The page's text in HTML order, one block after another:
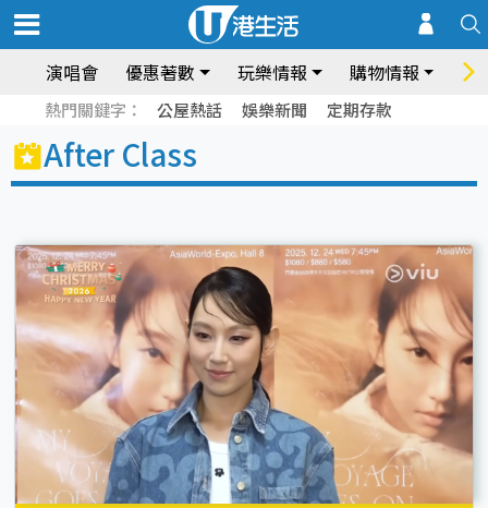
演唱會 優惠著數 玩樂情報 購物情報 飲
熱門關鍵字： 公屋熱話 娛樂新聞 定期存款
After Class